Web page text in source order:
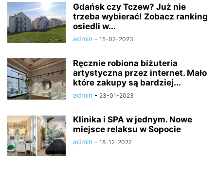
Gdańsk czy Tczew? Już nie
trzeba wybierać! Zobacz ranking
osiedli w...
admin - 15-02-2023
Ręcznie robiona biżuteria
artystyczna przez internet. Mało
które zakupy są bardziej...
admin - 23-01-2023
Klinika i SPA w jednym. Nowe
miejsce relaksu w Sopocie
admin - 18-12-2022